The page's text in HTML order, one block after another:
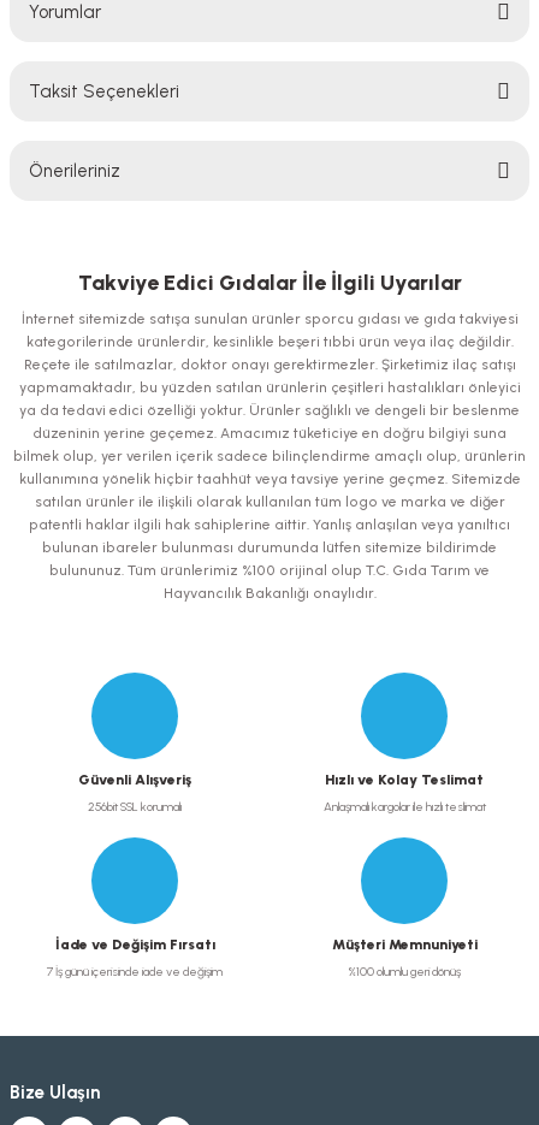
Yorumlar
Taksit Seçenekleri
Önerileriniz
iletebilirsiniz.
Görüş ve önerileriniz için teşekkür ederiz.
Ürün resmi kalitesiz, bozuk veya görüntülenemiyor.
Ürün açıklamasında eksik bilgiler bulunuyor.
Ürün bilgilerinde hatalar bulunuyor.
Ürün fiyatı diğer sitelerden daha pahalı.
Bu ürüne benzer farklı alternatifler olmalı.
Takviye Edici Gıdalar İle İlgili Uyarılar
İnternet sitemizde satışa sunulan ürünler sporcu gıdası ve gıda takviyesi
kategorilerinde ürünlerdir, kesinlikle beşeri tıbbi ürün veya ilaç değildir.
Reçete ile satılmazlar, doktor onayı gerektirmezler. Şirketimiz ilaç satışı
yapmamaktadır, bu yüzden satılan ürünlerin çeşitleri hastalıkları önleyici
ya da tedavi edici özelliği yoktur. Ürünler sağlıklı ve dengeli bir beslenme
düzeninin yerine geçemez. Amacımız tüketiciye en doğru bilgiyi suna
bilmek olup, yer verilen içerik sadece bilinçlendirme amaçlı olup, ürünlerin
kullanımına yönelik hiçbir taahhüt veya tavsiye yerine geçmez. Sitemizde
satılan ürünler ile ilişkili olarak kullanılan tüm logo ve marka ve diğer
patentli haklar ilgili hak sahiplerine aittir. Yanlış anlaşılan veya yanıltıcı
bulunan ibareler bulunması durumunda lütfen sitemize bildirimde
bulununuz. Tüm ürünlerimiz %100 orijinal olup T.C. Gıda Tarım ve
Hayvancılık Bakanlığı onaylıdır.
Güvenli Alışveriş
256bit SSL korumalı
Hızlı ve Kolay Teslimat
Anlaşmalı kargolar ile hızlı teslimat
İade ve Değişim Fırsatı
7 İş günü içerisinde iade ve değişim
Müşteri Memnuniyeti
%100 olumlu geri dönüş
Bize Ulaşın